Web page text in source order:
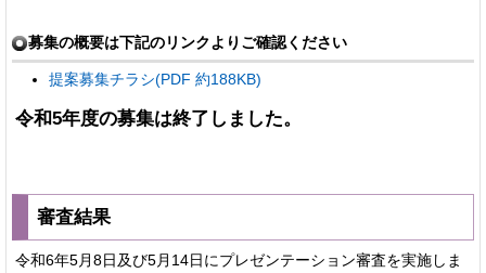
募集の概要は下記のリンクよりご確認ください
提案募集チラシ(PDF 約188KB)
令和5年度の募集は終了しました。
審査結果
令和6年5月8日及び5月14日にプレゼンテーション審査を実施しま